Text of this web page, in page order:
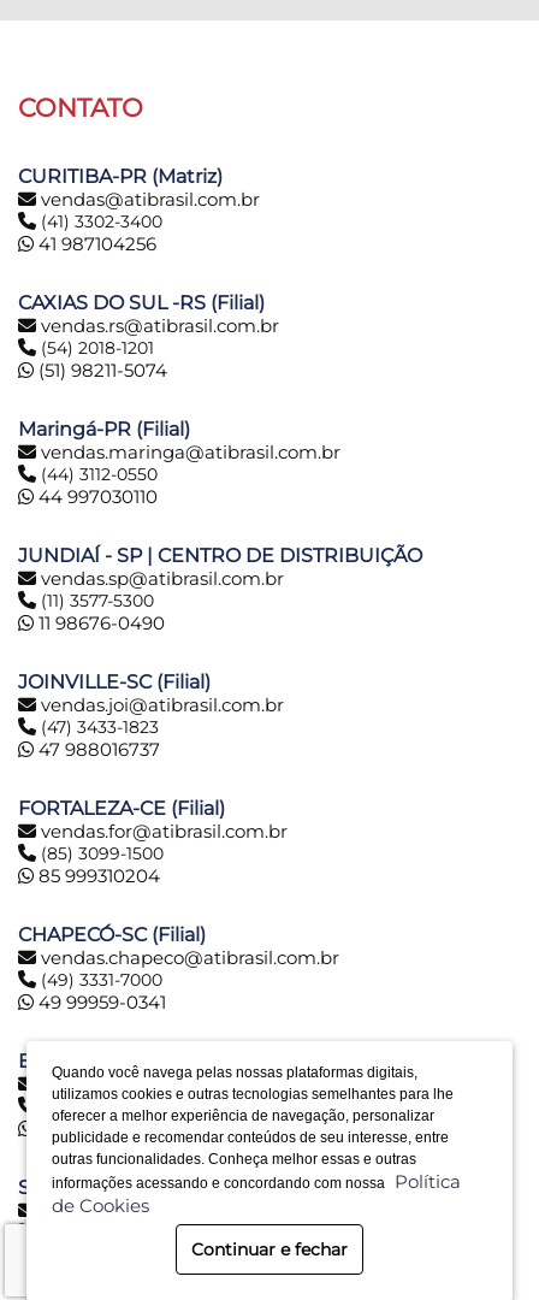
Quando você navega pelas nossas plataformas digitais,
utilizamos cookies e outras tecnologias semelhantes para lhe
oferecer a melhor experiência de navegação, personalizar
publicidade e recomendar conteúdos de seu interesse, entre
outras funcionalidades. Conheça melhor essas e outras
informações acessando e concordando com nossa
Política
de Cookies
Continuar e fechar
CONTATO
CURITIBA-PR (Matriz)
vendas@atibrasil.com.br
(41) 3302-3400
41 987104256
CAXIAS DO SUL -RS (Filial)
vendas.rs@atibrasil.com.br
(54) 2018-1201
(51) 98211-5074
Maringá-PR (Filial)
vendas.maringa@atibrasil.com.br
(44) 3112-0550
44 997030110
JUNDIAÍ - SP | CENTRO DE DISTRIBUIÇÃO
vendas.sp@atibrasil.com.br
(11) 3577-5300
11 98676-0490
JOINVILLE-SC (Filial)
vendas.joi@atibrasil.com.br
(47) 3433-1823
47 988016737
FORTALEZA-CE (Filial)
vendas.for@atibrasil.com.br
(85) 3099-1500
85 999310204
CHAPECÓ-SC (Filial)
vendas.chapeco@atibrasil.com.br
(49) 3331-7000
49 99959-0341
BELO HORIZONTE-MG (Filial)
vendas.bh@atibrasil.com.br
(31) 2516-6974
31 992890773
SERRA-ES (Filial)
vendas.es@atibrasil.com.br